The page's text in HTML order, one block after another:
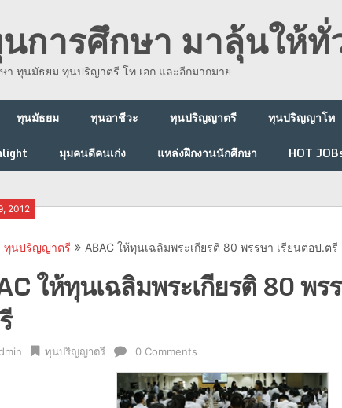
การศึกษา มาลุ้นให้ทั่
า ทุนมัธยม ทุนปริญาตรี โท เอก และอีกมากมาย
ทุนมัธยม ทุนอาชีวะ ทุนปริญญาตรี ทุนปริญญาโท
มุมคนดีคนเก่ง แหล่งฝึกงานนักศึกษา HOT
2012
ทุนปริญญาตรี ABAC ให้ทุนเฉลิมพระเกียรติ 80 พรรษา เรียนต่อป.ตรี
ให้ทุนเฉลิมพระเกียรติ 80 พร
ทุนปริญญาตรี 0 Comments